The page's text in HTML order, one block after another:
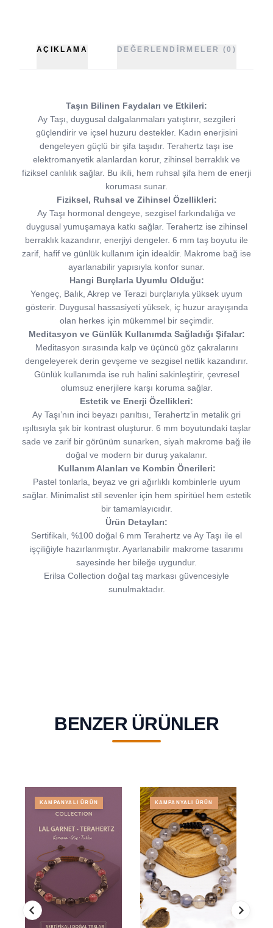
AÇIKLAMA DEĞERLENDIRMELER (0)
Taşın Bilinen Faydaları ve Etkileri:
Ay Taşı, duygusal dalgalanmaları yatıştırır, sezgileri
güçlendirir ve içsel huzuru destekler. Kadın enerjisini
dengeleyen güçlü bir şifa taşıdır. Terahertz taşı ise
elektromanyetik alanlardan korur, zihinsel berraklık ve
fiziksel canlılık sağlar. Bu ikili, hem ruhsal şifa hem de enerji
koruması sunar.
Fiziksel, Ruhsal ve Zihinsel Özellikleri:
Ay Taşı hormonal dengeye, sezgisel farkındalığa ve
duygusal yumuşamaya katkı sağlar. Terahertz ise zihinsel
berraklık kazandırır, enerjiyi dengeler. 6 mm taş boyutu ile
zarif, hafif ve günlük kullanım için idealdir. Makrome bağ ise
ayarlanabilir yapısıyla konfor sunar.
Hangi Burçlarla Uyumlu Olduğu:
Yengeç, Balık, Akrep ve Terazi burçlarıyla yüksek uyum
gösterir. Duygusal hassasiyeti yüksek, iç huzur arayışında
olan herkes için mükemmel bir seçimdir.
Meditasyon ve Günlük Kullanımda Sağladığı Şifalar:
Meditasyon sırasında kalp ve üçüncü göz çakralarını
dengeleyerek derin gevşeme ve sezgisel netlik kazandırır.
Günlük kullanımda ise ruh halini sakinleştirir, çevresel
olumsuz enerjilere karşı koruma sağlar.
Estetik ve Enerji Özellikleri:
Ay Taşı’nın inci beyazı parıltısı, Terahertz’in metalik gri
ışıltısıyla şık bir kontrast oluşturur. 6 mm boyutundaki taşlar
sade ve zarif bir görünüm sunarken, siyah makrome bağ ile
doğal ve modern bir duruş yakalanır.
Kullanım Alanları ve Kombin Önerileri:
Pastel tonlarla, beyaz ve gri ağırlıklı kombinlerle uyum
sağlar. Minimalist stil sevenler için hem spiritüel hem estetik
bir tamamlayıcıdır.
Ürün Detayları:
Sertifikalı, %100 doğal 6 mm Terahertz ve Ay Taşı ile el
işçiliğiyle hazırlanmıştır. Ayarlanabilir makrome tasarımı
sayesinde her bileğe uygundur.
Erilsa Collection doğal taş markası güvencesiyle
sunulmaktadır.
BENZER ÜRÜNLER
KAMPANYALI ÜRÜN KAMPANYALI ÜRÜN